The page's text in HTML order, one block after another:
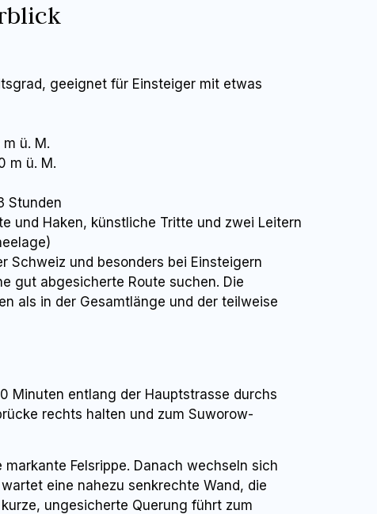
geeignet für Einsteiger mit etwas
ü. M.
m ü. M.
Stunden
und Haken, künstliche Tritte und zwei Leitern
Schweiz und besonders bei Einsteigern
gut abgesicherte Route suchen. Die
als in der Gesamtlänge und der teilweise
Minuten entlang der Hauptstrasse durchs
rechts halten und zum Suworow-
Felsrippe. Danach wechseln sich
eine nahezu senkrechte Wand, die
ungesicherte Querung führt zum